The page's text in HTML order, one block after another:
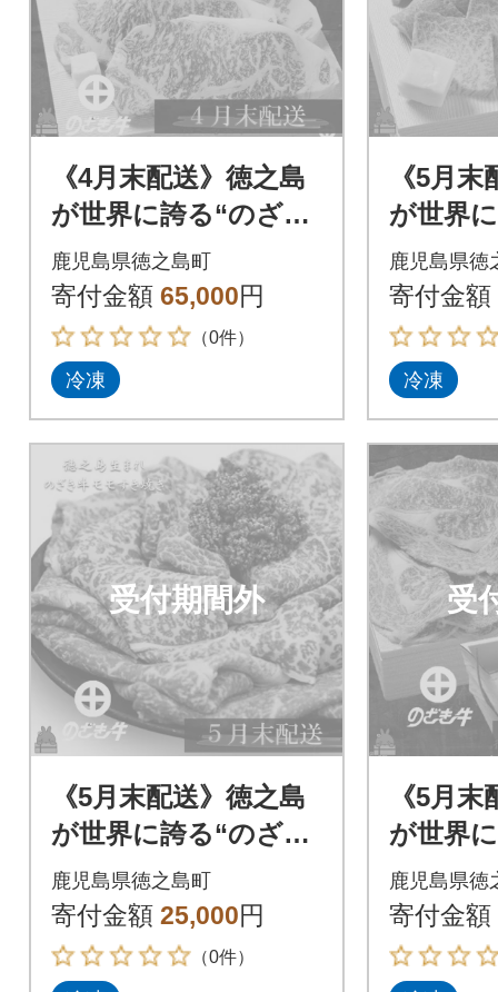
《4月末配送》徳之島
が世界に誇る“のざき
牛”サーロインステー
キギフト
鹿児島県徳之島町
寄付金額 65,000円
（0件）
冷凍
《5月
が世界
牛”特選
鹿児島県徳
寄付金額
冷凍
受付期間外
《5月末配送》徳之島
が世界に誇る“のざき
牛”モモすき焼きギフ
ト
鹿児島県徳之島町
寄付金額 25,000円
（0件）
受
《5月
が世界
牛”ロー
フト
鹿児島県徳
寄付金額